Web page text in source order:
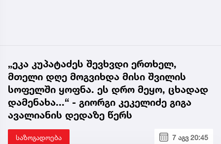
„ეკა კუპატაძეს შევხვდი ერთხელ,
მთელი დღე მოგვიხდა მისი შვილის
სოფელში ყოფნა. ეს დრო მეყო, ცხადად
დამენახა...“ - გიორგი კეკელიძე გიგა
ავალიანის დედაზე წერს
საზოგადოება 7 აგვ 20:45